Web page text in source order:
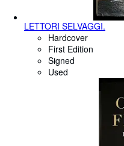
LETTORI SELVAGGI.
Hardcover
First Edition
Signed
Used